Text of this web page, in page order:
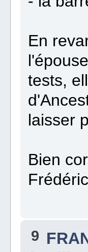
En
tests,
laisser
Bien
Frédéric
9